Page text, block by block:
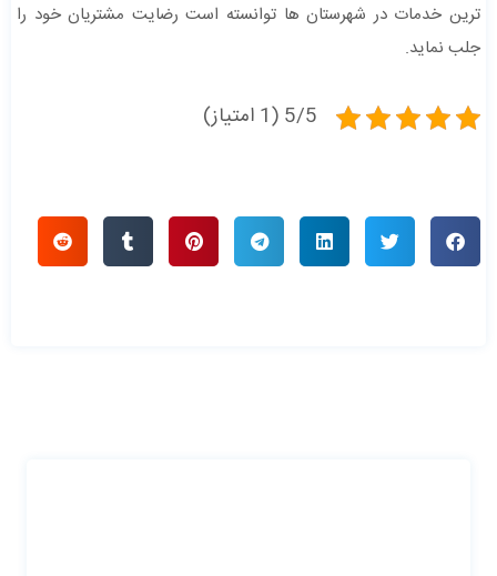
ترین خدمات در شهرستان ها توانسته است رضایت مشتریان خود را
جلب نماید.
5/5 (1 امتیاز)